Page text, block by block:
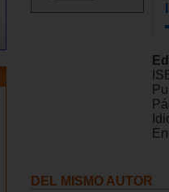
DEL MISMO AUTOR